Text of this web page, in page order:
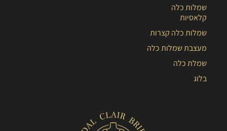
שמלות כלה
קלאסיות
שמלות כלה קצרות
מעצבת שמלות כלה
שמלת כלה
בלוג